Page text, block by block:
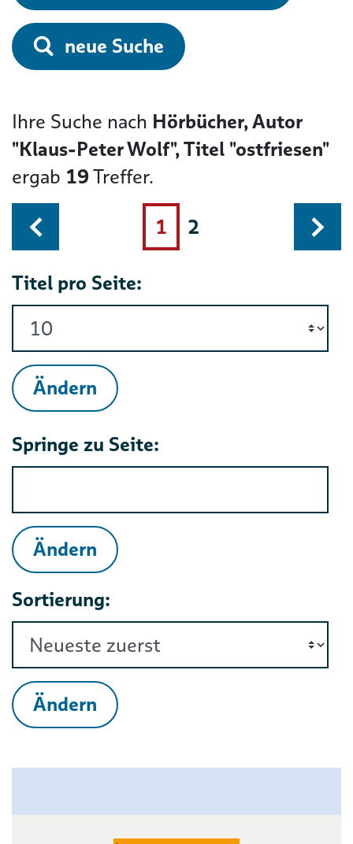
neue Suche
Ihre Suche nach Hörbücher, Autor
"Klaus-Peter Wolf", Titel "ostfriesen"
ergab 19Treffer.
1
2
Titel pro Seite:
Ändern
Springe zu Seite:
Ändern
Sortierung:
Ändern